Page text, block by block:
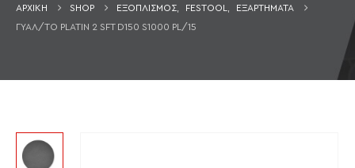
ΑΡΧΙΚΉ SHOP ΕΞΟΠΛΙΣΜΌΣ, FESTOOL,
ΕΞΑΡΤΉΜΑΤΑ
ΓΥΑΛ/ΤΟ PLATIN 2 SFT D150 S1000 PL/15